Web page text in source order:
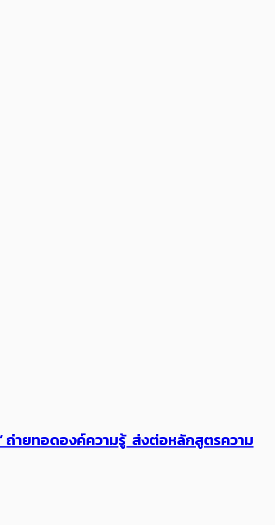
ถ่ายทอดองค์ความรู้ ส่งต่อหลักสูตรความ